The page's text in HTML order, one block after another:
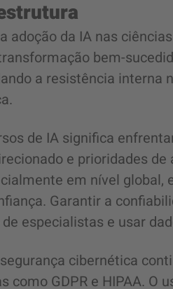
adoção da IA nas
bem-
a resistência interna
de IA significa
e prioridades
em nível global,
Garantir a
especialistas e usar
cibernética
como GDPR e HIPAA. O